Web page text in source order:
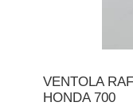
VENTOLA
HONDA 700